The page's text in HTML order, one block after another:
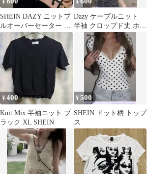
¥
SHEIN DAZY ニットプ
ルオーバーセーター L
サイズ
¥
Dazy ケーブルニット
半袖 クロップド丈 ホワ
イト
¥400
Knit Mix 半袖ニット ブ
ラック XL SHEIN
¥500
SHEIN ドット柄 トップ
ス